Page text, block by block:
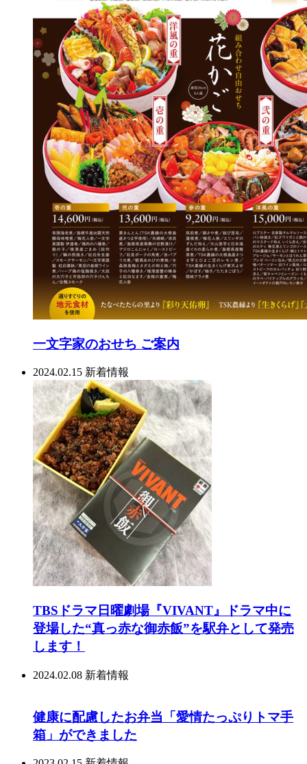
一文字家のおせち ご案内
2024.02.15 新着情報
TBSドラマ日曜劇場『VIVANT』ドラマ中に
登場した“真っ赤な御赤飯”を駅弁として発売
します！
2024.02.08 新着情報
健康に配慮したお弁当「愛情たっぷりトマ手
箱」ができました